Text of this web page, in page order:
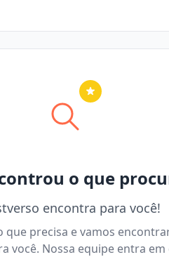
o que
encontra para você!
que precisa e vamos
você. Nossa equipe entra